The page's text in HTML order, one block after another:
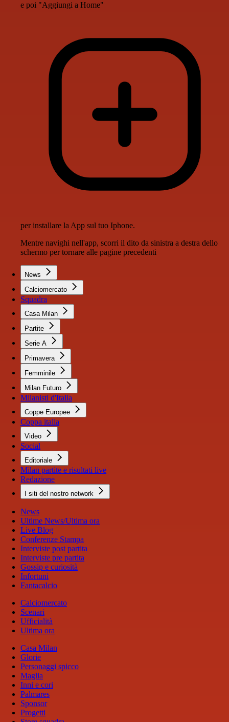
e poi "Aggiungi a Home"
per installare la App sul tuo Iphone.
Mentre navighi nell'app, scorri il dito da sinistra a destra dello
schermo per tornare alle pagine precedenti
News
Calciomercato
Squadra
Casa Milan
Partite
Serie A
Primavera
Femminile
Milan Futuro
Milanisti d'Italia
Coppe Europee
Coppa italia
Video
Social
Editoriale
Milan partite e risultati live
Redazione
I siti del nostro network
News
Ultime News/Ultima ora
Live Blog
Conferenze Stampa
Interviste post partita
Interviste pre partita
Gossip e curiosità
Infortuni
Fantacalcio
Calciomercato
Scenari
Ufficialità
Ultima ora
Casa Milan
Glorie
Personaggi spicco
Maglia
Inni e cori
Palmares
Sponsor
Progetti